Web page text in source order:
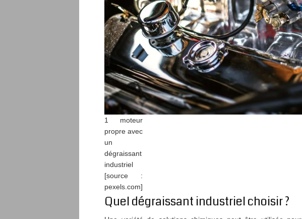
1 moteur
propre avec
un
dégraissant
industriel
[source :
pexels.com]
Quel dégraissant industriel choisir ?